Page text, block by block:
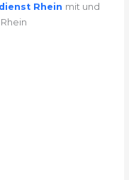
Rhein mit und
Rhein